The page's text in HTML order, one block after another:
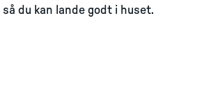
du kan lande godt i huset.